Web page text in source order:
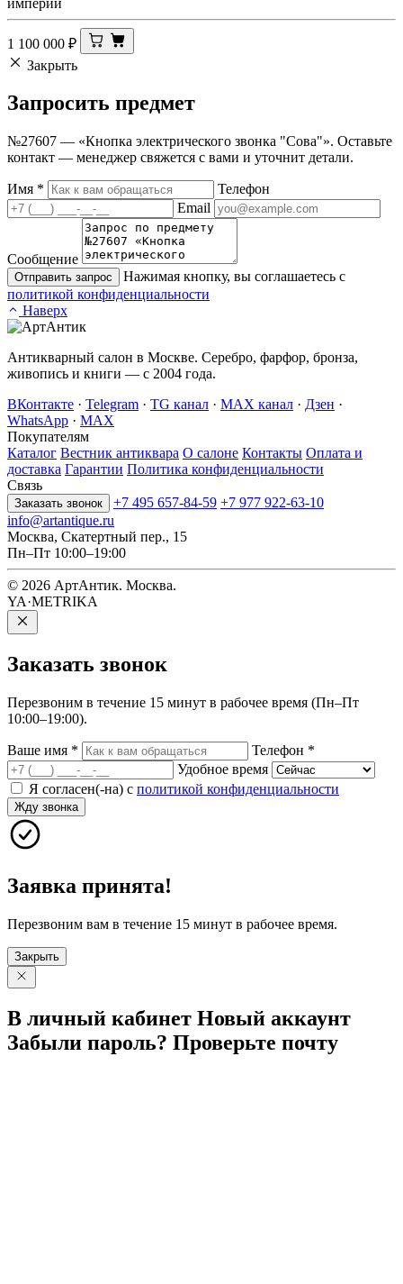
1 100 000 ₽
Закрыть
Запросить предмет
№27607 — «Кнопка электрического звонка "Сова"». Оставьте
контакт — менеджер свяжется с вами и уточнит детали.
Имя *
Телефон
Email
Сообщение
Отправить запрос
Нажимая кнопку, вы соглашаетесь с
политикой конфиденциальности
Наверх
Антикварный салон в Москве. Серебро, фарфор, бронза,
живопись и книги — с 2004 года.
ВКонтакте · Telegram · TG канал · MAX канал · Дзен ·
WhatsApp · MAX
Покупателям
Каталог Вестник антиквара О салоне Контакты Оплата и
доставка Гарантии Политика конфиденциальности
Связь
Заказать звонок +7 495 657-84-59 +7 977 922-63-10
info@artantique.ru
Москва, Скатертный пер., 15
Пн–Пт 10:00–19:00
© 2026 АртАнтик. Москва.
YA·METRIKA
Заказать звонок
Перезвоним в течение 15 минут в рабочее время (Пн–Пт
10:00–19:00).
Ваше имя * Телефон *
Удобное время
Я согласен(-на) с политикой конфиденциальности
Жду звонка
Заявка принята!
Перезвоним вам в течение 15 минут в рабочее время.
Закрыть
В личный кабинет Новый аккаунт
Забыли пароль? Проверьте почту